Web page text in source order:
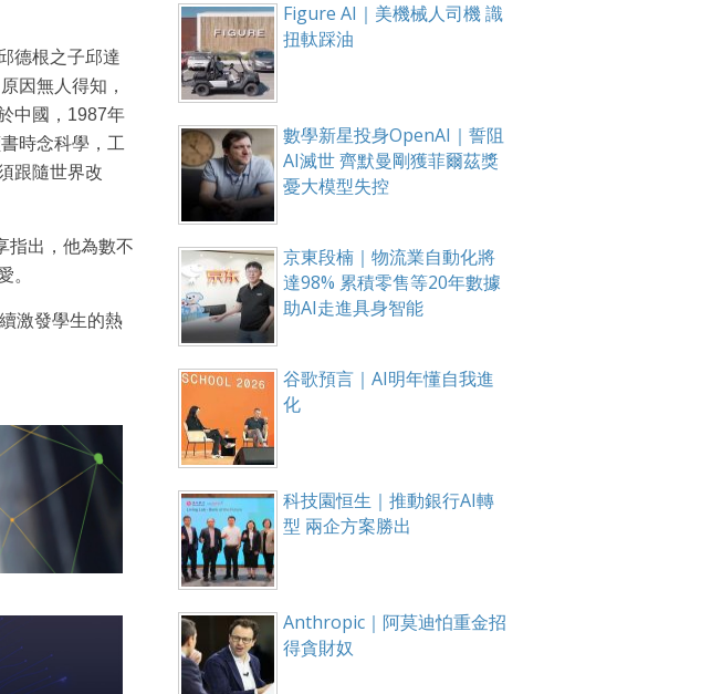
德根之子邱達
因無人得知，
中國，1987年
時念科學，工
跟隨世界改
指出，他為數不
。
激發學生的熱
Figure AI｜美機械人司機 識
扭軚踩油
數學新星投身OpenAI｜誓阻
AI滅世 齊默曼剛獲菲爾茲獎
憂大模型失控
京東段楠｜物流業自動化將
達98% 累積零售等20年數據
助AI走進具身智能
谷歌預言｜AI明年懂自我進
化
科技園恒生｜推動銀行AI轉
型 兩企方案勝出
Anthropic｜阿莫迪怕重金招
得貪財奴